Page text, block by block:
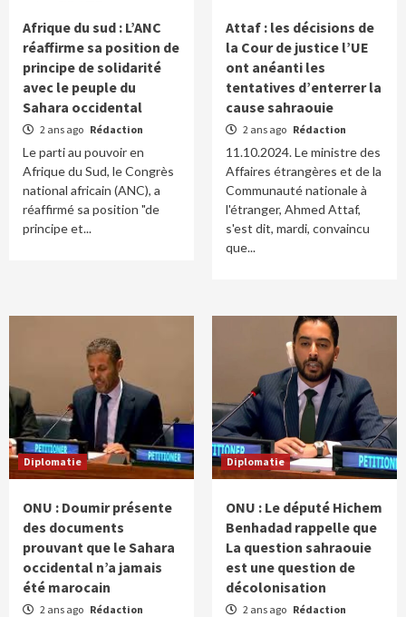
Afrique du sud : L’ANC
réaffirme sa position de
principe de solidarité
avec le peuple du
Sahara occidental
2 ans ago Rédaction
Le parti au pouvoir en
Afrique du Sud, le Congrès
national africain (ANC), a
réaffirmé sa position "de
principe et...
Attaf : les décisions de
la Cour de justice l’UE
ont anéanti les
tentatives d’enterrer la
cause sahraouie
2 ans ago Rédaction
11.10.2024. Le ministre des
Affaires étrangères et de la
Communauté nationale à
l'étranger, Ahmed Attaf,
s'est dit, mardi, convaincu
que...
Diplomatie
ONU : Doumir présente
des documents
prouvant que le Sahara
occidental n’a jamais
été marocain
2 ans ago Rédaction
Diplomatie
ONU : Le député Hichem
Benhadad rappelle que
La question sahraouie
est une question de
décolonisation
2 ans ago Rédaction